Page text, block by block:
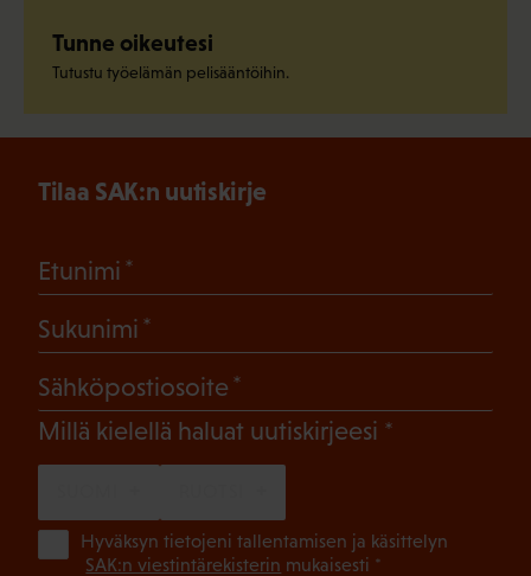
Tunne oikeutesi
Tutustu työelämän pelisääntöihin.
Tilaa SAK:n uutiskirje
Etunimi
Sukunimi
Sähköpostiosoite
Millä kielellä haluat uutiskirjeesi (Pakollinen)
Hyväksyn tietojeni tallentamisen ja käsittelyn
SAK:n viestintärekisterin mukaisesti *